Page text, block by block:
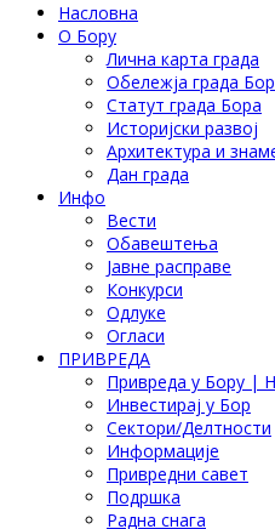
Насловна
О Бору
Лична карта града
Обележја града
Статут града Бора
Историјски развој
Архитектура и
Дан града
Инфо
Вести
Обавештења
Јавне расправе
Конкурси
Одлуке
Огласи
ПРИВРЕДА
Привреда у Бору |
Инвестирај у Бор
Сектори/Делтности
Информације
Привредни савет
Подршка
Радна снага